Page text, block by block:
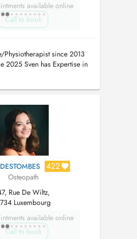
available online
Call to book
Physiotherapist since 2013
2025 Sven has Expertise in
- Orthopedic and
- Pre- & Post
- Fascial & Visceral
Thera...
422
Osteopath
Rue De Wiltz,
Luxembourg
available online
Call to book